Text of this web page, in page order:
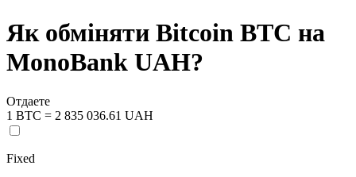
Як обміняти Bitcoin BTC на
MonoBank UAH?
Отдаете
1 BTC = 2 835 036.61 UAH
Fixed